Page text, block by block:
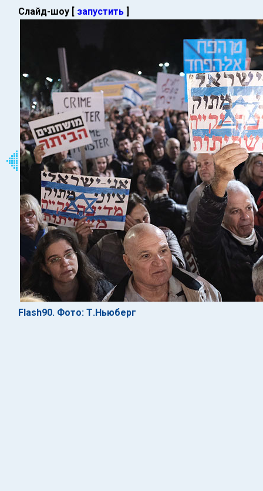
Слайд-шоу [ запустить ]
Flash90. Фото: Т.Ньюберг